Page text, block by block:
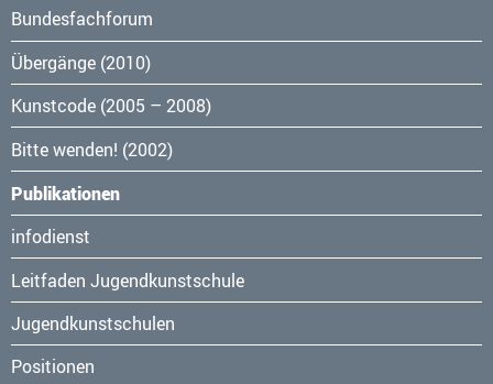
Bundesfachforum
Übergänge (2010)
Kunstcode (2005 – 2008)
Bitte wenden! (2002)
Publikationen
Navigation
überspringen
infodienst
Leitfaden Jugendkunstschule
Jugendkunstschulen
Positionen